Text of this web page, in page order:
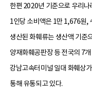
한편 2020년 기준으로 우리
1인당 소비액은 1만 1,676원,
생산된 화훼류는 생산액 기준
양재화훼공판장 등 전국의 7
강남고속터미널 일대 화훼상
통해 유통되고 있다.